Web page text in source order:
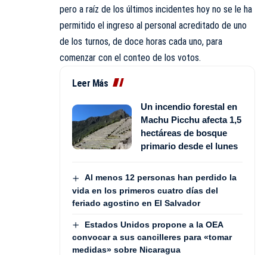
pero a raíz de los últimos incidentes hoy no se le ha
permitido el ingreso al personal acreditado de uno
de los turnos, de doce horas cada uno, para
comenzar con el conteo de los votos.
Leer Más
Un incendio forestal en
Machu Picchu afecta 1,5
hectáreas de bosque
primario desde el lunes
Al menos 12 personas han perdido la
vida en los primeros cuatro días del
feriado agostino en El Salvador
Estados Unidos propone a la OEA
convocar a sus cancilleres para «tomar
medidas» sobre Nicaragua